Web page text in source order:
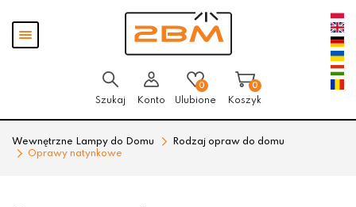
Pokaż
menu
Szukaj Konto
0
Ulubione
0
Koszyk
Wewnętrzne Lampy do Domu
Rodzaj opraw do domu
Oprawy natynkowe